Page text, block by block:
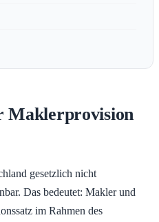
Maklerprovision
gesetzlich nicht
Das bedeutet: Makler und
im Rahmen des